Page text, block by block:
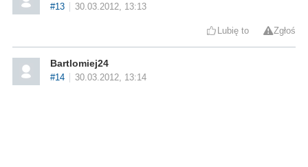
#13 30.03.2012, 13:13
Lubię to Zgłoś
Bartlomiej24
#14 30.03.2012, 13:14